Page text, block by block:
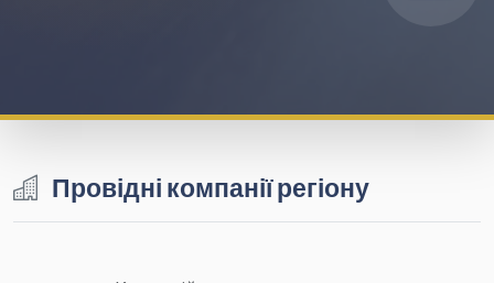
Провідні компанії регіону